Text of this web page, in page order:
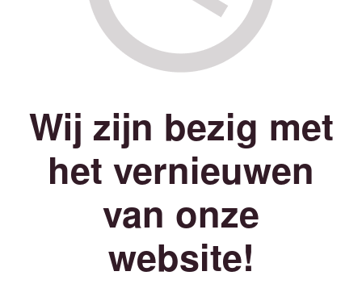
Wij zijn bezig met
het vernieuwen
van onze
website!